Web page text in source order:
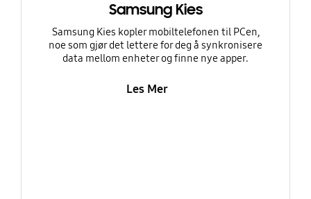
Samsung Kies
Samsung Kies kopler mobiltelefonen til PCen,
noe som gjør det lettere for deg å synkronisere
data mellom enheter og finne nye apper.
Les Mer